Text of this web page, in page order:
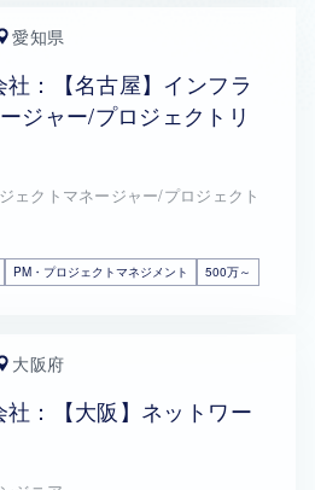
愛知県
：【名古屋】インフラ
ジャー/プロジェクトリ
ェクトマネージャー/プロジェクト
PM・プロジェクトマネジメント 500万～
大阪府
社：【大阪】ネットワー